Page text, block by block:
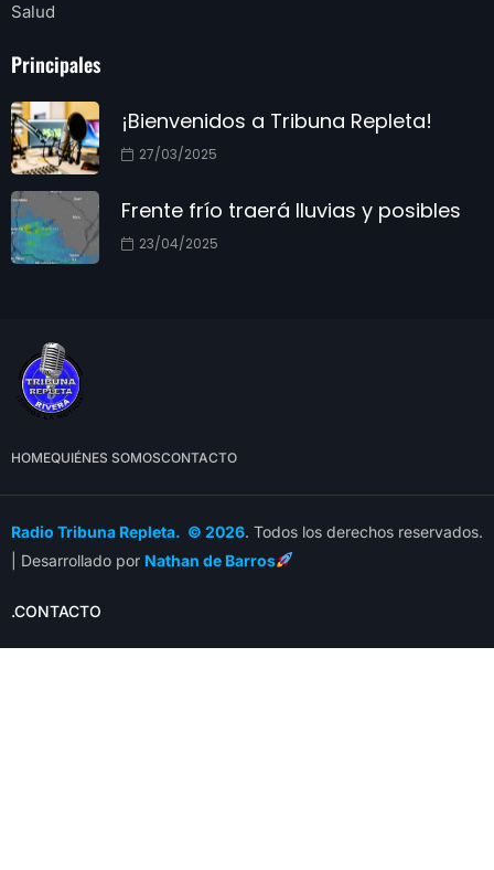
Salud
Principales
¡Bienvenidos a Tribuna Repleta!
27/03/2025
Frente frío traerá lluvias y posibles
23/04/2025
HOMEQUIÉNES SOMOSCONTACTO
Radio Tribuna Repleta. © 2026. Todos los derechos reservados.
| Desarrollado por Nathan de Barros
.CONTACTO